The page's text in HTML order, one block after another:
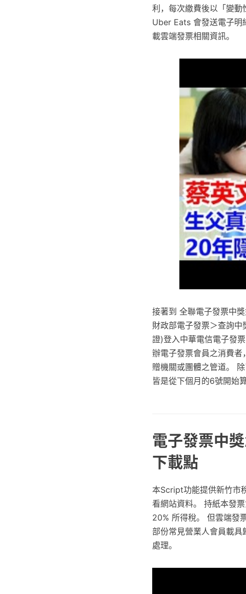
利，每次繳費後以「變動
Uber Eats 會發送電子明
載雲端發票相關資訊。
接著到 全聯電子發票中
財政部電子發票＞查詢
證)登入中華電信電子發
辦電子發票會員之消費
贈機關或團體之管道。
皆是從下個月的6號開始
電子發票中
下載點
本Script功能提供新竹市
看網站資料。 持紙本發
20% 所得稅。 但雲端發
部份常見營業人會員載
處理。